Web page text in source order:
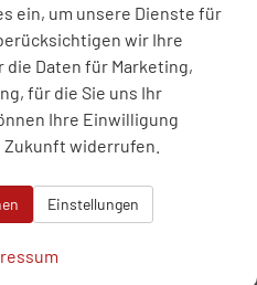
Fahrer
10,25“ TFT LCD
+ hinten 2
vorne
ein, um unsere Dienste für
wir Ihre
Daten für Marketing,
für die Sie uns Ihr
Ihre Einwilligung
widerrufen.
Einstellungen